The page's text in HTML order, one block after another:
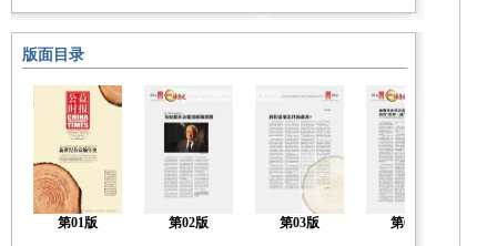
版面目录
第01版 第02版 第03版 第04版